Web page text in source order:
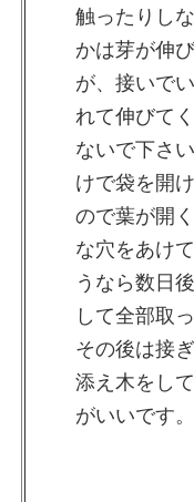
触ったりし
かは芽が伸
が、接いで
れて伸びて
ないで下さ
けで袋を開
ので葉が開
な穴をあけ
うなら数日
して全部取
その後は接
添え木をし
がいいです。